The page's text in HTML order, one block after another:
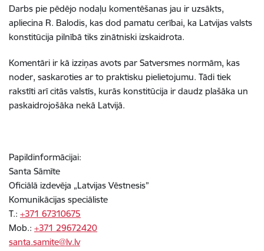
Darbs pie pēdējo nodaļu komentēšanas jau ir uzsākts,
apliecina R. Balodis, kas dod pamatu cerībai, ka Latvijas valsts
konstitūcija pilnībā tiks zinātniski izskaidrota.
Komentāri ir kā izziņas avots par Satversmes normām, kas
noder, saskaroties ar to praktisku pielietojumu. Tādi tiek
rakstīti arī citās valstīs, kurās konstitūcija ir daudz plašāka un
paskaidrojošāka nekā Latvijā.
Papildinformācijai:
Santa Sāmīte
Oficiālā izdevēja „Latvijas Vēstnesis”
Komunikācijas speciāliste
T.: +371 67310675
Mob.: +371 29672420
santa.samite@lv.lv